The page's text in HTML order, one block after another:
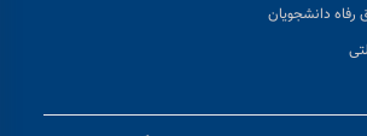
رفاه دانشجویان